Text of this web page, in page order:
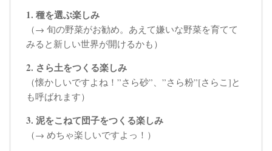
1. 種を選ぶ楽しみ
（→ 旬の野菜がお勧め。あえて嫌いな野菜を育てて
みると新しい世界が開けるかも）
2. さら土をつくる楽しみ
（懐かしいですよね！”さら砂”、”さら粉”[さらこ]と
も呼ばれます）
3. 泥をこねて団子をつくる楽しみ
（→ めちゃ楽しいですよっ！）